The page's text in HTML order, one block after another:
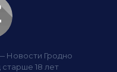
Новости Гродно
18 лет